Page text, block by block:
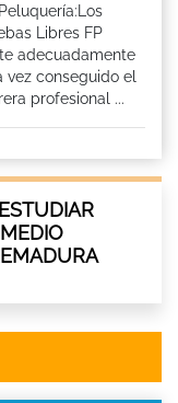
Libres FP
adecuadamente
conseguido el
profesional ...